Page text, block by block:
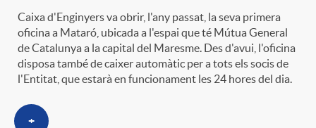
g
o
r
Caixa d'Enginyers va obrir, l'any passat, la seva primera
oficina a Mataró, ubicada a l'espai que té Mútua General
de Catalunya a la capital del Maresme. Des d'avui, l'oficina
disposa també de caixer automàtic per a tots els socis de
l'Entitat, que estarà en funcionament les 24 hores del dia.
+